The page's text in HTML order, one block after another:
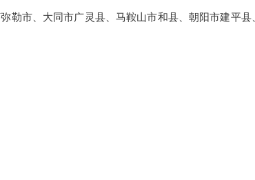
勒市、大同市广灵县、马鞍山市和县、朝阳市建平县